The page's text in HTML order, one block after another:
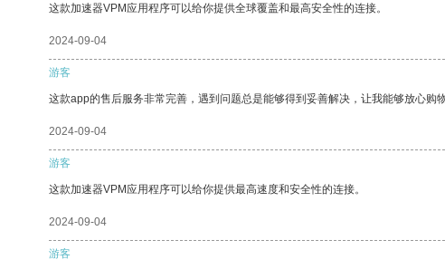
这款加速器VPM应用程序可以给你提供全球覆盖和最高安全性的连接。
2024-09-04
游客
这款app的售后服务非常完善，遇到问题总是能够得到妥善解决，让我能够放心购物
2024-09-04
游客
这款加速器VPM应用程序可以给你提供最高速度和安全性的连接。
2024-09-04
游客